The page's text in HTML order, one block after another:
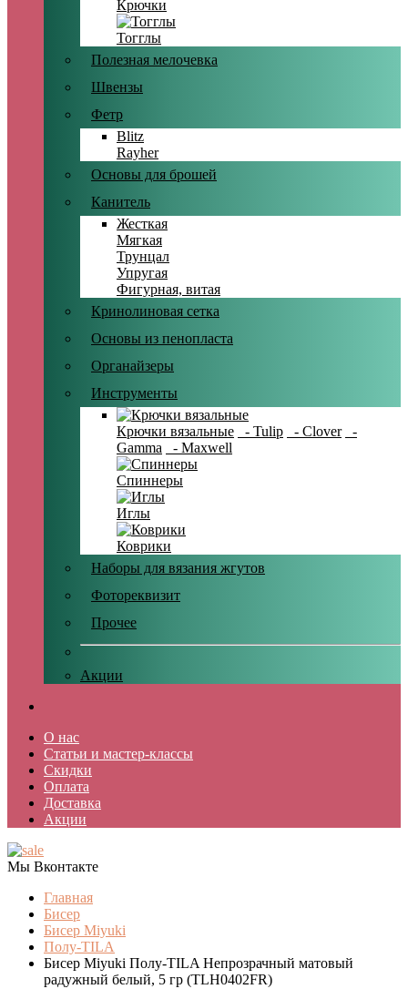
Крючки
Тогглы
Полезная мелочевка
Швензы
Фетр
Blitz
Rayher
Основы для брошей
Канитель
Жесткая
Мягкая
Трунцал
Упругая
Фигурная, витая
Кринолиновая сетка
Основы из пенопласта
Органайзеры
Инструменты
Крючки вязальные - Tulip - Clover
-
Gamma
- Maxwell
Спиннеры
Иглы
Коврики
Наборы для вязания жгутов
Фотореквизит
Прочее
Акции
О нас
Статьи и мастер-классы
Скидки
Оплата
Доставка
Акции
Мы Вконтакте
Главная
Бисер
Бисер Miyuki
Полу-TILA
Бисер Miyuki Полу-TILA Непрозрачный матовый
радужный белый, 5 гр (TLH0402FR)